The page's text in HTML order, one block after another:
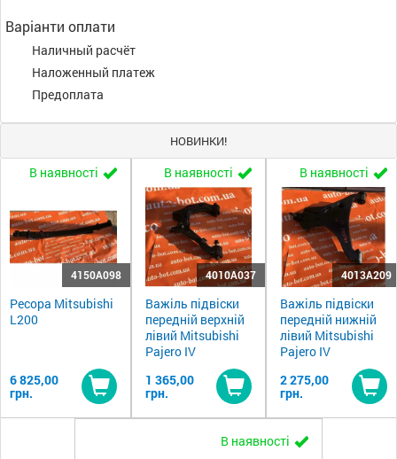
Варіанти оплати
Наличный расчёт
Наложенный платеж
Предоплата
НОВИНКИ!
В наявності
4150A098
Ресора Mitsubishi
L200
6 825,00
грн.
Купити
В наявності
4010A037
Важіль підвіски
передній верхній
лівий Mitsubishi
Pajero IV
1 365,00
грн.
Купити
В наявності
4013A209
Важіль підвіски
передній нижній
лівий Mitsubishi
Pajero IV
2 275,00
грн.
В наявності